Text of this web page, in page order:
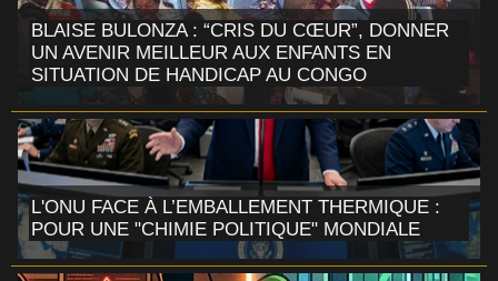
BLAISE BULONZA : “CRIS DU CŒUR”, DONNER
UN AVENIR MEILLEUR AUX ENFANTS EN
SITUATION DE HANDICAP AU CONGO
L'ONU FACE À L’EMBALLEMENT THERMIQUE :
POUR UNE "CHIMIE POLITIQUE" MONDIALE